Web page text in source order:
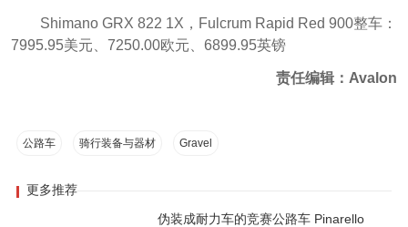
Shimano GRX 822 1X，Fulcrum Rapid Red 900整车：
7995.95美元、7250.00欧元、6899.95英镑
责任编辑：Avalon
公路车 骑行装备与器材 Gravel
更多推荐
伪装成耐力车的竞赛公路车 Pinarello